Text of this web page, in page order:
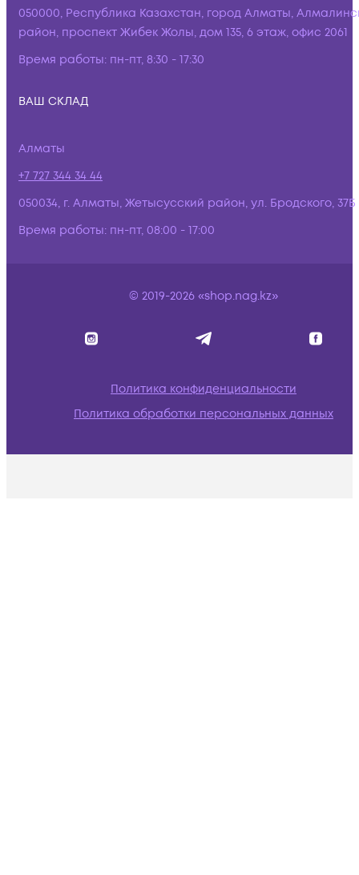
050000, Республика Казахстан, город Алматы,
район, проспект Жибек Жолы, дом 135, 6 этаж, офис 2061
Время работы: пн-пт, 8:30 - 17:30
ВАШ СКЛАД
Алматы
+7 727 344 34 44
050034, г. Алматы, Жетысусский район, ул. Бродского, 37Б
Время работы: пн-пт, 08:00 - 17:00
© 2019-2026 «shop.nag.kz»
Политика конфиденциальности
Политика обработки персональных данных